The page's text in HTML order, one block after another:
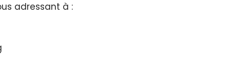
adressant à :